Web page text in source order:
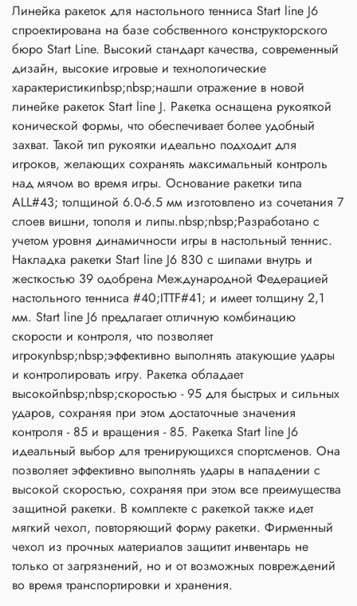
Линейка ракеток для настольного тенниса Start line J6
спроектирована на базе собственного конструкторского
бюро Start Line. Высокий стандарт качества, современный
дизайн, высокие игровые и технологические
характеристикиnbsp;nbsp;нашли отражение в новой
линейке ракеток Start line J. Ракетка оснащена рукояткой
конической формы, что обеспечивает более удобный
захват. Такой тип рукоятки идеально подходит для
игроков, желающих сохранять максимальный контроль
над мячом во время игры. Основание ракетки типа
ALL#43; толщиной 6.0-6.5 мм изготовлено из сочетания 7
слоев вишни, тополя и липы.nbsp;nbsp;Разработано с
учетом уровня динамичности игры в настольный теннис.
Накладка ракетки Start line J6 830 с шипами внутрь и
жесткостью 39 одобрена Международной Федерацией
настольного тенниса #40;ITTF#41; и имеет толщину 2,1
мм. Start line J6 предлагает отличную комбинацию
скорости и контроля, что позволяет
игрокуnbsp;nbsp;эффективно выполнять атакующие удары
и контролировать игру. Ракетка обладает
высокойnbsp;nbsp;скоростью - 95 для быстрых и сильных
ударов, сохраняя при этом достаточные значения
контроля - 85 и вращения - 85. Ракетка Start line J6
идеальный выбор для тренирующихся спортсменов. Она
позволяет эффективно выполнять удары в нападении c
высокой скоростью, сохраняя при этом все преимущества
защитной ракетки. В комплекте с ракеткой также идет
мягкий чехол, повторяющий форму ракетки. Фирменный
чехол из прочных материалов защитит инвентарь не
только от загрязнений, но и от возможных повреждений
во время транспортировки и хранения.